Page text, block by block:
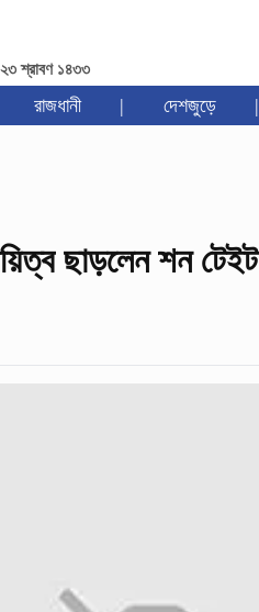
শ্রাবণ ১৪৩৩
রাজধানী | দেশজুড়ে |
ছাড়লেন শন টেইট